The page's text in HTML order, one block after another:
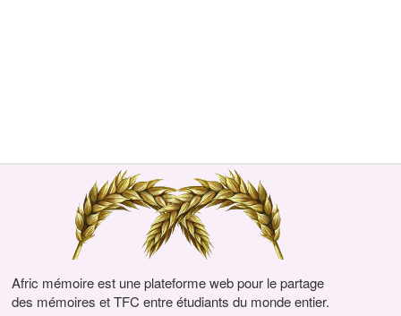
Afric mémoire est une plateforme web pour le partage
des mémoires et TFC entre étudiants du monde entier.